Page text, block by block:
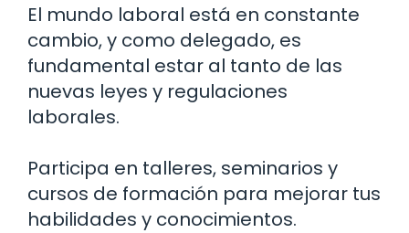
El mundo laboral está en constante
cambio, y como delegado, es
fundamental estar al tanto de las
nuevas leyes y regulaciones
laborales.
Participa en talleres, seminarios y
cursos de formación para mejorar tus
habilidades y conocimientos.